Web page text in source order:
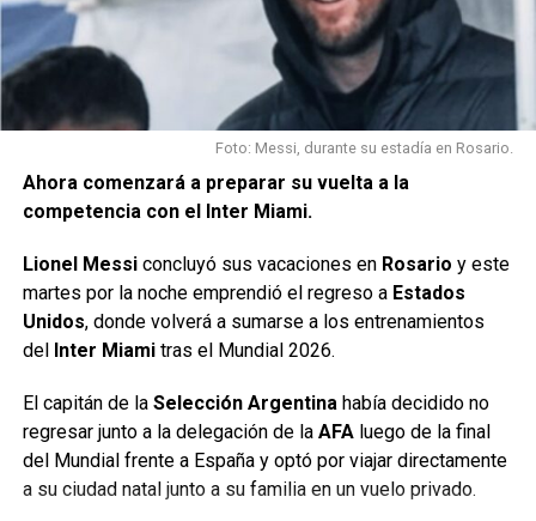
El nuevo cuerpo técnico tendrá además una presencia
conocida para los hinchas sabaleros.
, recientemente retirado como futbolista, se
incorporará como ayudante de campo de Delfino e iniciará
una nueva etapa dentro de la institución.
El exdefensor, uno de los referentes recientes de Colón,
nueva función.
Con esta dupla, la dirigencia busca combinar la experiencia
de Delfino como entrenador con el liderazgo de Goltz para
Fuente: Sin Mordaza
Foto: Messi, durante su estadía en Rosario.
Ahora comenzará a preparar su vuelta a la
competencia con el Inter Miami.
Lionel Messiconcluyó sus vacaciones en Rosario y este
martes por la noche emprendió el regreso a Estados
Unidos, donde volverá a sumarse a los entrenamientos
del
Inter Miamitras el Mundial 2026.
El capitán de la Selección Argentinahabía decidido no
regresar junto a la delegación de la AFAluego de la final
del Mundial frente a España y optó por viajar directamente
a su ciudad natal junto a su familia en un vuelo privado.